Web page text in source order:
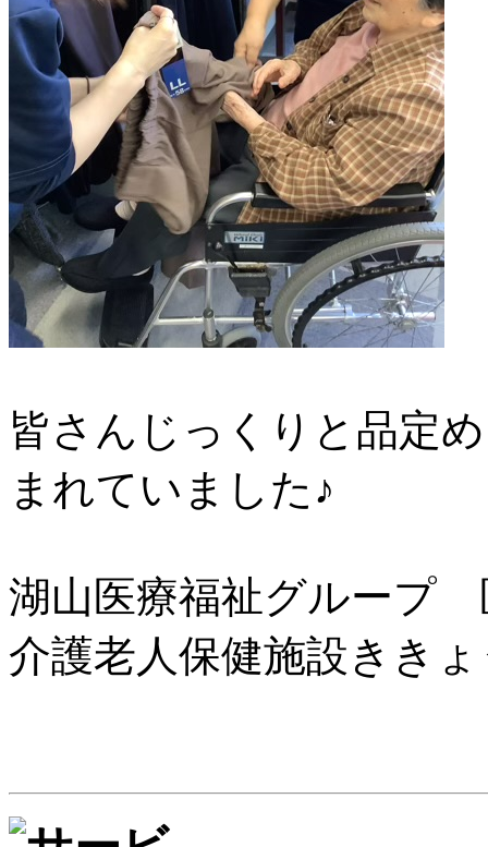
皆さんじっくりと品定
まれていました♪
湖山医療福祉グループ
介護老人保健施設きき